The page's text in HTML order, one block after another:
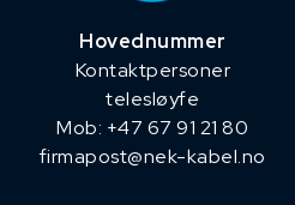
Hovednummer
Kontaktpersoner
telesløyfe
Mob: +47 67 91 21 80
firmapost@nek-kabel.no